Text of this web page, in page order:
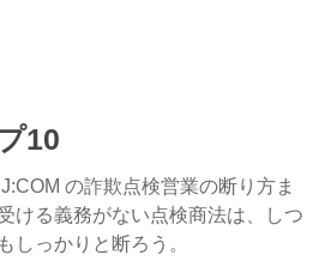
10
の詐欺点検営業の断り方ま
ける義務がない点検商法は、しつ
しっかりと断ろう。